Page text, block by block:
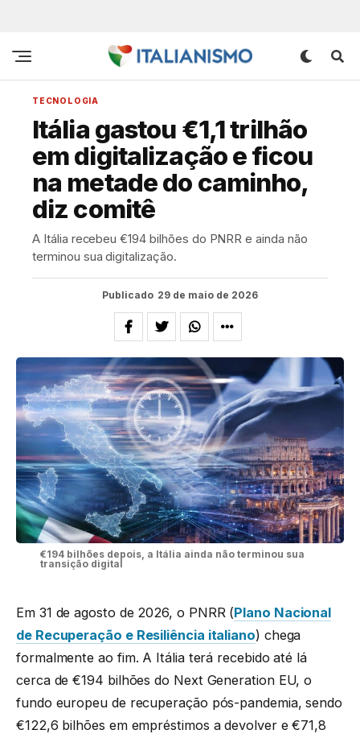
TECNOLOGIA
Itália gastou €1,1 trilhão
em digitalização e ficou
na metade do caminho,
diz comitê
A Itália recebeu €194 bilhões do PNRR e ainda não
terminou sua digitalização.
Publicado 29 de maio de 2026
€194 bilhões depois, a Itália ainda não terminou sua
transição digital
Em 31 de agosto de 2026, o PNRR (Plano Nacional
de Recuperação e Resiliência italiano) chega
formalmente ao fim. A Itália terá recebido até lá
cerca de €194 bilhões do Next Generation EU, o
fundo europeu de recuperação pós-pandemia, sendo
€122,6 bilhões em empréstimos a devolver e €71,8